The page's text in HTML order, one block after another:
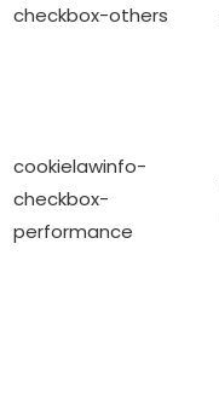
checkbox-others
cookielawinfo-
checkbox-
performance